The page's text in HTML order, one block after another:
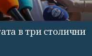
в три столични